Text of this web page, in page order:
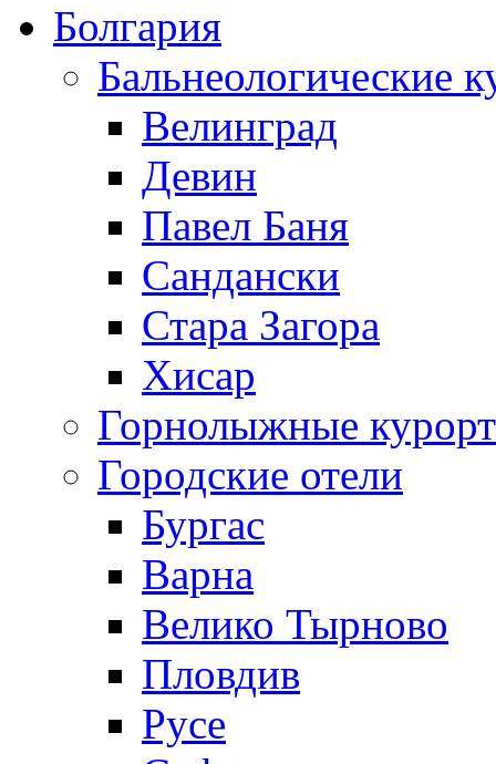
Болгария
Бальнеологические
Велинград
Девин
Павел Баня
Сандански
Стара Загора
Хисар
Горнолыжные
Городские отели
Бургас
Варна
Велико Тырново
Пловдив
Русе